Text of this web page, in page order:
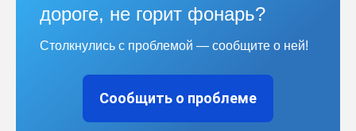
дороге, не горит фонарь?
Столкнулись с проблемой — сообщите о ней!
Сообщить о проблеме